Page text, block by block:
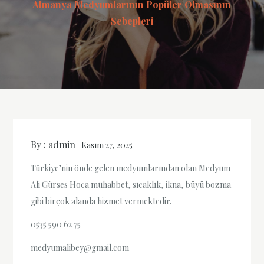
Almanya Medyumlarının Popüler Olmasının
Sebepleri
By : admin Kasım 27, 2025
Türkiye’nin önde gelen medyumlarından olan Medyum
Ali Gürses Hoca muhabbet, sıcaklık, ikna, büyü bozma
gibi birçok alanda hizmet vermektedir.
0535 590 62 75
medyumalibey@gmail.com